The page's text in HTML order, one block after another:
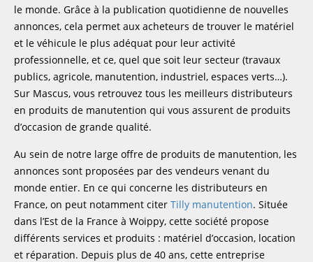
le monde. Grâce à la publication quotidienne de nouvelles
annonces, cela permet aux acheteurs de trouver le matériel
et le véhicule le plus adéquat pour leur activité
professionnelle, et ce, quel que soit leur secteur (travaux
publics, agricole, manutention, industriel, espaces verts…).
Sur Mascus, vous retrouvez tous les meilleurs distributeurs
en produits de manutention qui vous assurent de produits
d’occasion de grande qualité.
Au sein de notre large offre de produits de manutention, les
annonces sont proposées par des vendeurs venant du
monde entier. En ce qui concerne les distributeurs en
France, on peut notamment citer Tilly manutention. Située
dans l’Est de la France à Woippy, cette société propose
différents services et produits : matériel d’occasion, location
et réparation. Depuis plus de 40 ans, cette entreprise